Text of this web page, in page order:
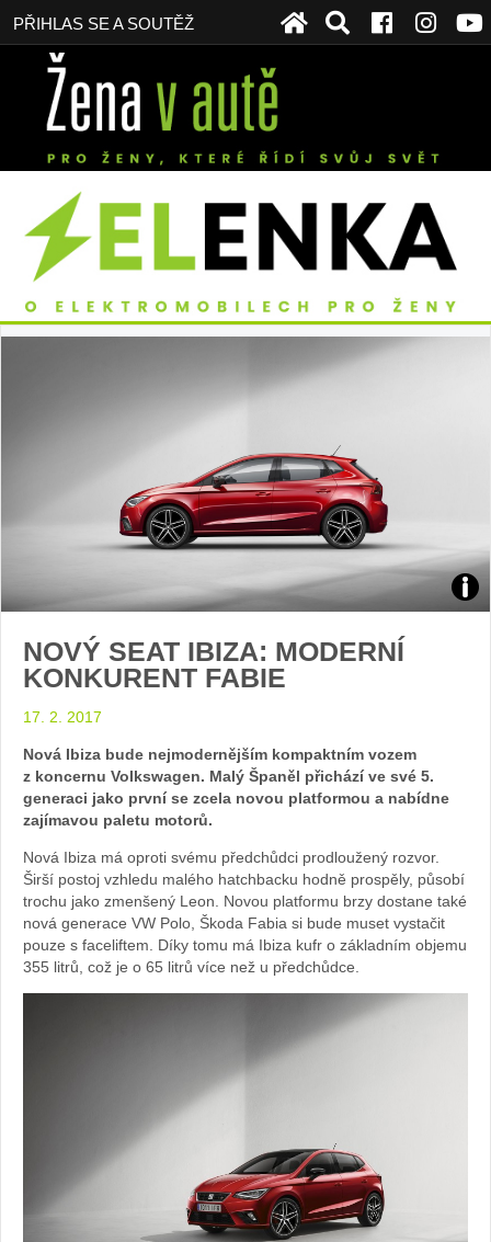
PŘIHLAS SE A SOUTĚŽ
NOVÝ SEAT IBIZA: MODERNÍ
KONKURENT FABIE
17. 2. 2017
Nová Ibiza bude nejmodernějším kompaktním vozem
z koncernu Volkswagen. Malý Španěl přichází ve své 5.
generaci jako první se zcela novou platformou a nabídne
zajímavou paletu motorů.
Nová Ibiza má oproti svému předchůdci prodloužený rozvor.
Širší postoj vzhledu malého hatchbacku hodně prospěly, působí
trochu jako zmenšený Leon. Novou platformu brzy dostane také
nová generace VW Polo, Škoda Fabia si bude muset vystačit
pouze s faceliftem. Díky tomu má Ibiza kufr o základním objemu
355 litrů, což je o 65 litrů více než u předchůdce.